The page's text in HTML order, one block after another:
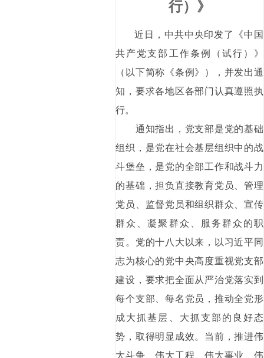
行）》
近日，中共中央印发了《中国
共产党支部工作条例（试行）》
（以下简称《条例》），并发出通
知，要求各地区各部门认真遵照执
行。
通知指出，党支部是党的基础
组织，是党在社会基层组织中的战
斗堡垒，是党的全部工作和战斗力
的基础，担负直接教育党员、管理
党员、监督党员和组织群众、宣传
群众、凝聚群众、服务群众的职
责。党的十八大以来，以习近平同
志为核心的党中央高度重视党支部
建设，要求把全面从严治党落实到
每个支部、每名党员，推动全党形
成大抓基层、大抓支部的良好态
势，取得明显成效。当前，推进伟
大斗争、伟大工程、伟大事业、伟